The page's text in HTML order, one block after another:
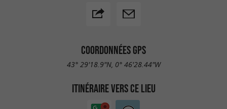
COORDONNÉES GPS
43° 29'18.9"N, 0° 46'28.44"W
ITINÉRAIRE VERS CE LIEU